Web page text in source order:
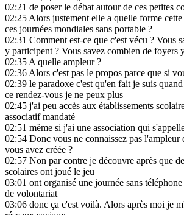
02:21 de poser le débat autour de ces petites
02:25Alors justement elle a quelle forme
ces journées mondiales sans portable ?
02:31 Comment est-ce que c'est vécu ? Vous
y participent ? Vous savez combien de foyers
02:35A quelle ampleur ?
02:36Alors c'est pas le propos parce que si
02:39 le paradoxe c'est qu'en fait je suis
ce rendez-vous je ne peux plus
02:45 j'ai peu accès aux établissements
associatif mandaté
02:51 même si j'ai une association qui
02:54 Donc vous ne connaissez pas l'ampleur
vous avez créée ?
02:57 Non par contre je découvre après que
scolaires ont joué le jeu
03:01 ont organisé une journée sans
de volontariat
03:06 donc ça c'est voilà. Alors après moi je